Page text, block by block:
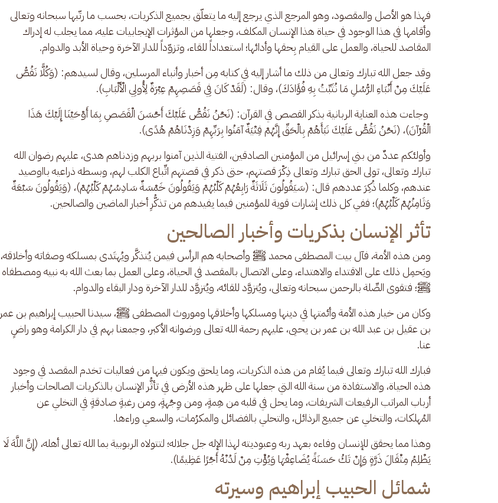
فهذا هو الأصل والمقصود، وهو المرجع الذي يرجع إليه ما يتعلّق بجميع الذكريات، بحسب ما رتّبها سبحانه وتعالى
وأقامها في هذا الوجود في حياة هذا الإنسان المكلف، وجعلها من المؤثرات الإيجابيات عليه، مما يجلب له إدراك
المقاصد للحياة، والعمل على القيام بِحقها وأدائها؛ استعداداً للقاء، وتزوّداً للدار الآخرة وحياة الأبد والدوام.
وقد جعل الله تبارك وتعالى من ذلك ما أشار إليه في كتابه مِن أخبار وأنباء المرسلين، وقال لسيدهم: (وَكُلًّا نَقُصُّ
عَلَيْكَ مِنْ أَنْبَاءِ الرُّسُلِ مَا نُثَبِّتُ بِهِ فُؤَادَكَ)، وقال: (لَقَدْ كَانَ فِي قَصَصِهِمْ عِبْرَةٌ لِأُولِي الْأَلْبَابِ).
وجاءت هذه العناية الربانية بذكر القصص في القرآن: (نَحْنُ نَقُصُّ عَلَيْكَ أَحْسَنَ الْقَصَصِ بِمَا أَوْحَيْنَا إِلَيْكَ هَذَا
الْقُرْآنَ)، (نَحْنُ نَقُصُّ عَلَيْكَ نَبَأَهُمْ بِالْحَقِّ إِنَّهُمْ فِتْيَةٌ آمَنُوا بِرَبِّهِمْ وَزِدْنَاهُمْ هُدًى).
وأولئكم عددٌ من بني إسرائيل من المؤمنين الصادقين، الفتية الذين آمنوا بربهم وزدناهم هدى، عليهم رضوان الله
تبارك وتعالى، تولى الحق تبارك وتعالى ذِكْرَ قصتهم، حتى ذكر في قصتهم اتِّباع الكلب لهم، وبسطه ذراعيه بااوصيد
عندهم، وكلما ذُكِرَ عددهم قال: (سَيَقُولُونَ ثَلَاثَةٌ رَابِعُهُمْ كَلْبُهُمْ وَيَقُولُونَ خَمْسَةٌ سَادِسُهُمْ كَلْبُهُمْ)، (وَيَقُولُونَ سَبْعَةٌ
وَثَامِنُهُمْ كَلْبُهُمْ)؛ ففي كل ذلك إشارات قوية للمؤمنين فيما يفيدهم من تذكُّرِ أخبار الماضين والصالحين.
تأثر الإنسان بذكريات وأخبار الصالحين
ومن هذه الأمة، فآل بيت المصطفى محمد ﷺ وأصحابه هم الرأس فيمن يُتذكَّر ويُهتَدى بمسلكه وصفاته وأخلاقه،
ويَحمِل ذلك على الاقتداء والاهتداء، وعلى الاتصال بالمقصد في الحياة، وعلى العمل بما بعث الله به نبيه ومصطفاه
ﷺ؛ فتقوى الصِّلة بالرحمن سبحانه وتعالى، ويُتزوَّد للقائه، ويُتزوَّد للدار الآخرة ودار البقاء والدوام.
وكان من خيار هذه الأمة وأئمتها في دينها ومسلكها وأخلاقها وموروث المصطفى ﷺ، سيدنا الحبيب إبراهيم بن عمر
بن عقيل بن عبد الله بن عمر بن يحيى، عليهم رحمة الله تعالى ورضوانه الأكبر، وجمعنا بهم في دار الكرامة وهو راضٍ
عنا.
فبارك الله تبارك وتعالى فيما يُقام من هذه الذكريات، وما يلحق ويكون فيها من فعاليات تخدم المقصد في وجود
هذه الحياة، والاستفادة من سنة الله التي جعلها على ظهر هذه الأرض في تأثُّر الإنسان بالذكريات الصالحات وأخبار
أرباب المراتب الرفيعات الشريفات، وما يحل في قلبه من هِمةٍ، ومن وِجْهةٍ، ومن رغبةٍ صادقةٍ في التخلي عن
المُهلكات، والتخلي عن جميع الرذائل، والتحلي بالفضائل والمكرُمات، والسعي وراءها.
وهذا مما يحقق للإنسان وفاءه بعهد ربه وعبوديته لهذا الإله جل جلاله؛ لتتولاه الربوبية بما الله تعالى أهله، (إِنَّ اللَّهَ لَا
يَظْلِمُ مِثْقَالَ ذَرَّةٍ وَإِنْ تَكُ حَسَنَةً يُضَاعِفْهَا وَيُؤْتِ مِنْ لَدُنْهُ أَجْرًا عَظِيمًا).
شمائل الحبيب إبراهيم وسيرته